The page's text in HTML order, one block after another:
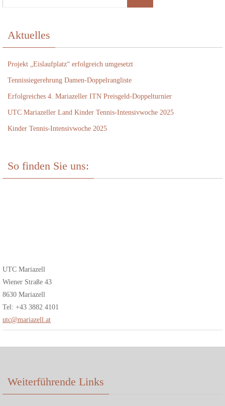
Aktuelles
Projekt „Eislaufplatz“ erfolgreich umgesetzt
Tennissiegerehrung Damen-Doppelrangliste
Erfolgreiches 4. Mariazeller ITN Preisgeld-Doppelturnier
UTC Mariazeller Land Kinder Tennis-Intensivwoche 2025
Kinder Tennis-Intensivwoche 2025
So finden Sie uns:
UTC Mariazell
Wiener Straße 43
8630 Mariazell
Tel: +43 3882 4101
utc@mariazell.at
Weiterführende Links